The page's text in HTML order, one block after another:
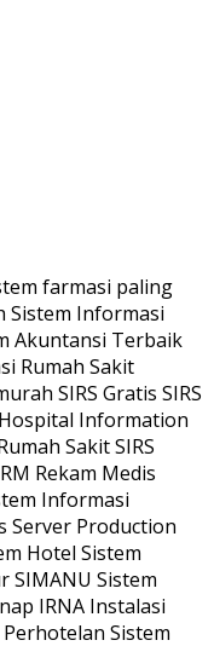
farmasi paling
Sistem Informasi
Akuntansi Terbaik
Rumah Sakit
SIRS Gratis SIRS
Information
Sakit SIRS
Rekam Medis
Informasi
Server Production
Hotel Sistem
SIMANU Sistem
IRNA Instalasi
Sistem